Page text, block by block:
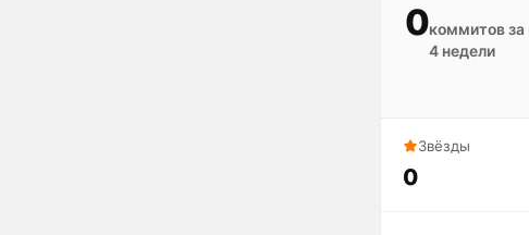
0коммитов за
4 недели
Звёзды
0